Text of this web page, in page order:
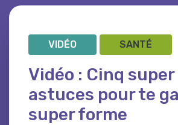
VIDÉO SANTÉ
Vidéo : Cinq super
astuces pour te
super forme